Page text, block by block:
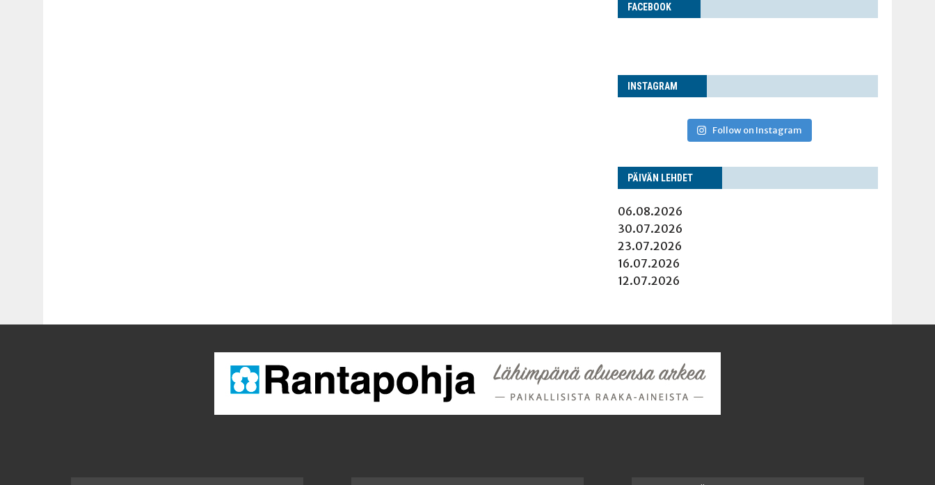
FACE­BOOK
INS­TA­GRAM
Follow on Instagram
PÄI­VÄN LEHDET
06.08.2026
30.07.2026
23.07.2026
16.07.2026
12.07.2026